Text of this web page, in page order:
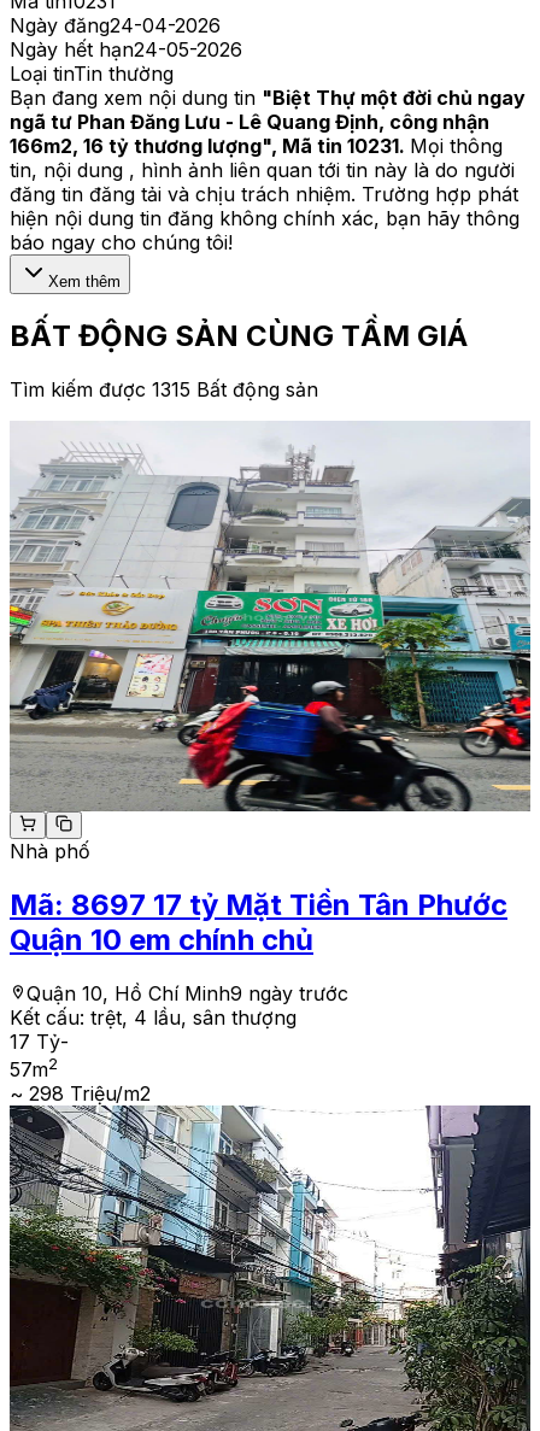
Ngày đăng24-04-2026
Ngày hết hạn24-05-2026
Loại tinTin thường
Bạn đang xem nội dung tin "Biệt Thự một đời chủ ngay
ngã tư Phan Đăng Lưu - Lê Quang Định, công nhận
166m2, 16 tỷ thương lượng", Mã tin 10231. Mọi thông
tin, nội dung , hình ảnh liên quan tới tin này là do người
đăng tin đăng tải và chịu trách nhiệm. Trường hợp phát
hiện nội dung tin đăng không chính xác, bạn hãy thông
báo ngay cho chúng tôi!
Xem thêm
BẤT ĐỘNG SẢN CÙNG TẦM GIÁ
Tìm kiếm được 1315 Bất động sản
Nhà phố
Mã: 8697 17 tỷ Mặt Tiền Tân Phước
Quận 10 em chính chủ
Quận 10, Hồ Chí Minh9 ngày trước
Kết cấu: trệt, 4 lầu, sân thượng
17 Tỷ-
57m2
~ 298 Triệu/m2